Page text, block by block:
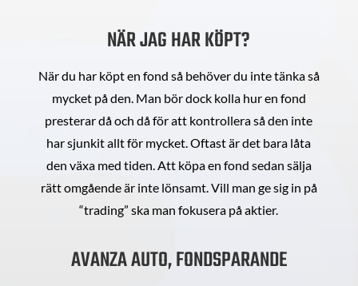
NÄR JAG HAR KÖPT?
När du har köpt en fond så behöver du inte tänka så
mycket på den. Man bör dock kolla hur en fond
presterar då och då för att kontrollera så den inte
har sjunkit allt för mycket. Oftast är det bara låta
den växa med tiden. Att köpa en fond sedan sälja
rätt omgående är inte lönsamt. Vill man ge sig in på
“trading” ska man fokusera på aktier.
AVANZA AUTO, FONDSPARANDE